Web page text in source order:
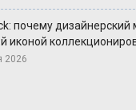
почему дизайнерский
иконой
2026